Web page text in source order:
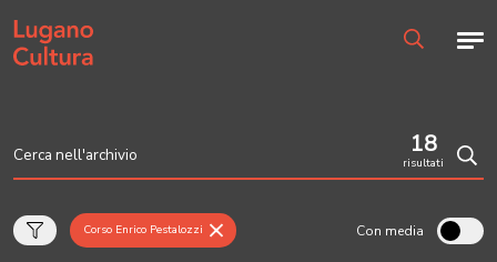
Home page
18
risultati
Corso Enrico Pestalozzi Con media